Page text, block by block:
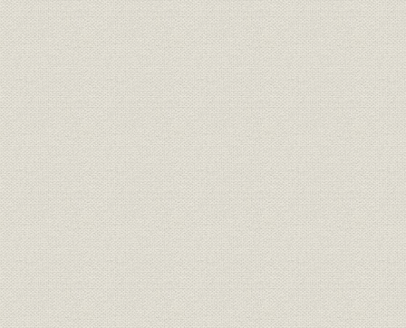
事業所
南大津通に移転した名古屋店、
新築開店ポスター(名古屋店)
[1925年(
広告宣伝 「商品祭」の案内チラシ [1930年(
営業;業界
松坂屋、三越、高島屋の営業成
績(純利益)
1926年(昭
10年)
従業員;制服 昭和初期の女性社員(名古屋店) 昭和初期
組織 組織図 1927年(昭
広告宣伝
省線(山手線)開通記念の上野店
DM
[1925年(
事業所 上野店本館 1929年(昭
事業所 大阪店の増築工事
1928年(昭
13年)